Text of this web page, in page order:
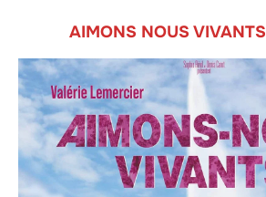
AIMONS NOUS VIVANTS